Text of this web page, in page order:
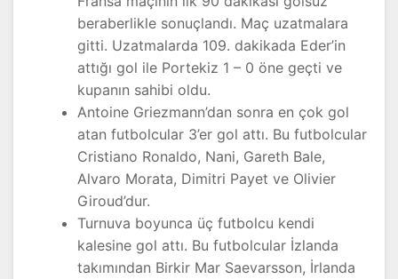
beraberlikle sonuçlandı. Maç uzatmalara
gitti. Uzatmalarda 109. dakikada Eder’in
attığı gol ile Portekiz 1 – 0 öne geçti ve
kupanın sahibi oldu.
Antoine Griezmann’dan sonra en çok gol
atan futbolcular 3’er gol attı. Bu futbolcular
Cristiano Ronaldo, Nani, Gareth Bale,
Alvaro Morata, Dimitri Payet ve Olivier
Giroud’dur.
Turnuva boyunca üç futbolcu kendi
kalesine gol attı. Bu futbolcular İzlanda
takımından Birkir Mar Saevarsson, İrlanda